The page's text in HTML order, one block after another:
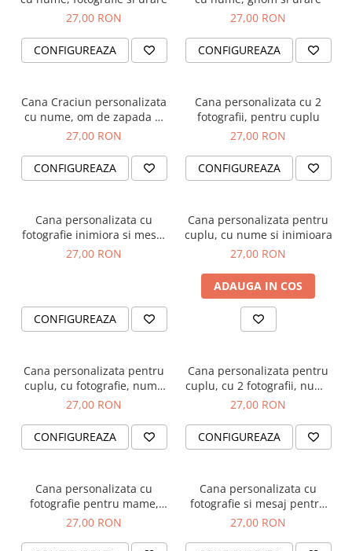
27,00 RON
CONFIGUREAZA
27,00 RON
CONFIGUREAZA
Cana Craciun personalizata
cu nume, om de zapada si
urare
27,00 RON
CONFIGUREAZA
Cana personalizata cu 2
fotografii, pentru cuplu
27,00 RON
CONFIGUREAZA
Cana personalizata cu
fotografie inimiora si mesaj
de dragoste pentru cuplu
27,00 RON
CONFIGUREAZA
Cana personalizata pentru
cuplu, cu nume si inimioara
27,00 RON
ADAUGA IN COS
Cana personalizata pentru
cuplu, cu fotografie, nume
si multe inimioare
27,00 RON
CONFIGUREAZA
Cana personalizata pentru
cuplu, cu 2 fotografii, nume
si multe inimioare
27,00 RON
CONFIGUREAZA
Cana personalizata cu
fotografie pentru mame,
cadou ziua mamei
27,00 RON
Cana personalizata cu
fotografie si mesaj pentru
mame, cadou 8 martie
27,00 RON